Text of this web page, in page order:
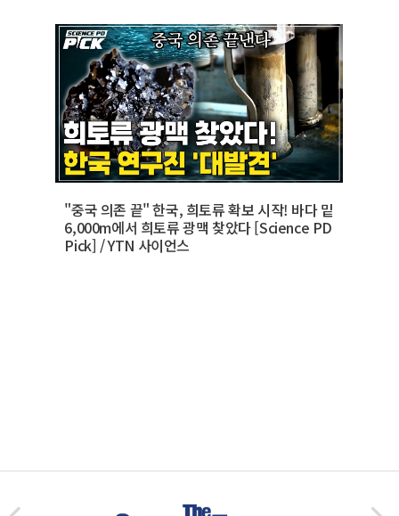
"중국 의존 끝" 한국, 희토류 확보 시작! 바다 밑
6,000m에서 희토류 광맥 찾았다 [Science PD
Pick] / YTN 사이언스